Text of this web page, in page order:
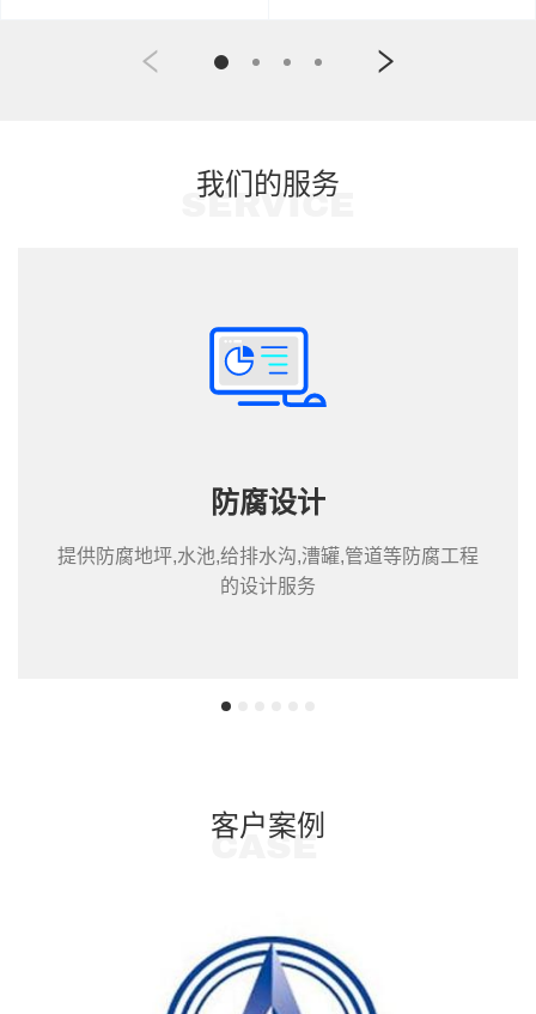
SERVICE
我们的服务
防腐设计
提供防腐地坪,水池,给排水沟,漕罐,管道等防腐工程
的设计服务
CASE
客户案例